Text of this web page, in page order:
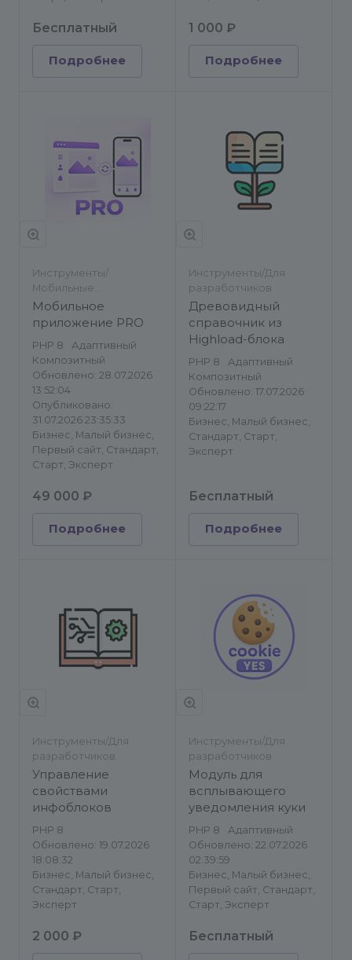
Бесплатный
Подробнее
1 000 ₽
Подробнее
Инструменты/
Мобильные
приложения/Для
разработчиков
Мобильное
приложение PRO
PHP 8
Адаптивный
Композитный
Обновлено: 28.07.2026
13:52:04
Опубликовано:
31.07.2026 23:35:33
Бизнес, Малый бизнес,
Первый сайт, Стандарт,
Старт, Эксперт
49 000 ₽
Подробнее
Инструменты/Для
разработчиков
Древовидный
справочник из
Highload-блока
PHP 8
Адаптивный
Композитный
Обновлено: 17.07.2026
09:22:17
Бизнес, Малый бизнес,
Стандарт, Старт,
Эксперт
Бесплатный
Подробнее
Инструменты/Для
разработчиков
Управление
свойствами
инфоблоков
PHP 8
Обновлено: 19.07.2026
18:08:32
Бизнес, Малый бизнес,
Стандарт, Старт,
Эксперт
2 000 ₽
Инструменты/Для
разработчиков
Модуль для
всплывающего
уведомления куки
PHP 8
Адаптивный
Обновлено: 22.07.2026
02:39:59
Бизнес, Малый бизнес,
Первый сайт, Стандарт,
Старт, Эксперт
Бесплатный